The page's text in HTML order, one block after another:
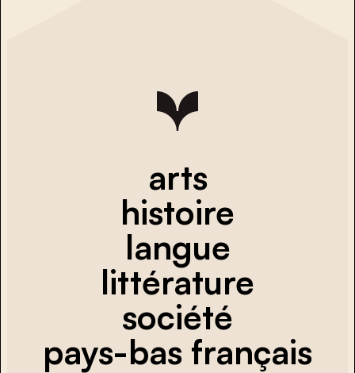
arts
histoire
langue
littérature
société
pays-bas français